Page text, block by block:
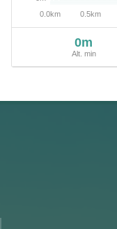
0m
Alt. min